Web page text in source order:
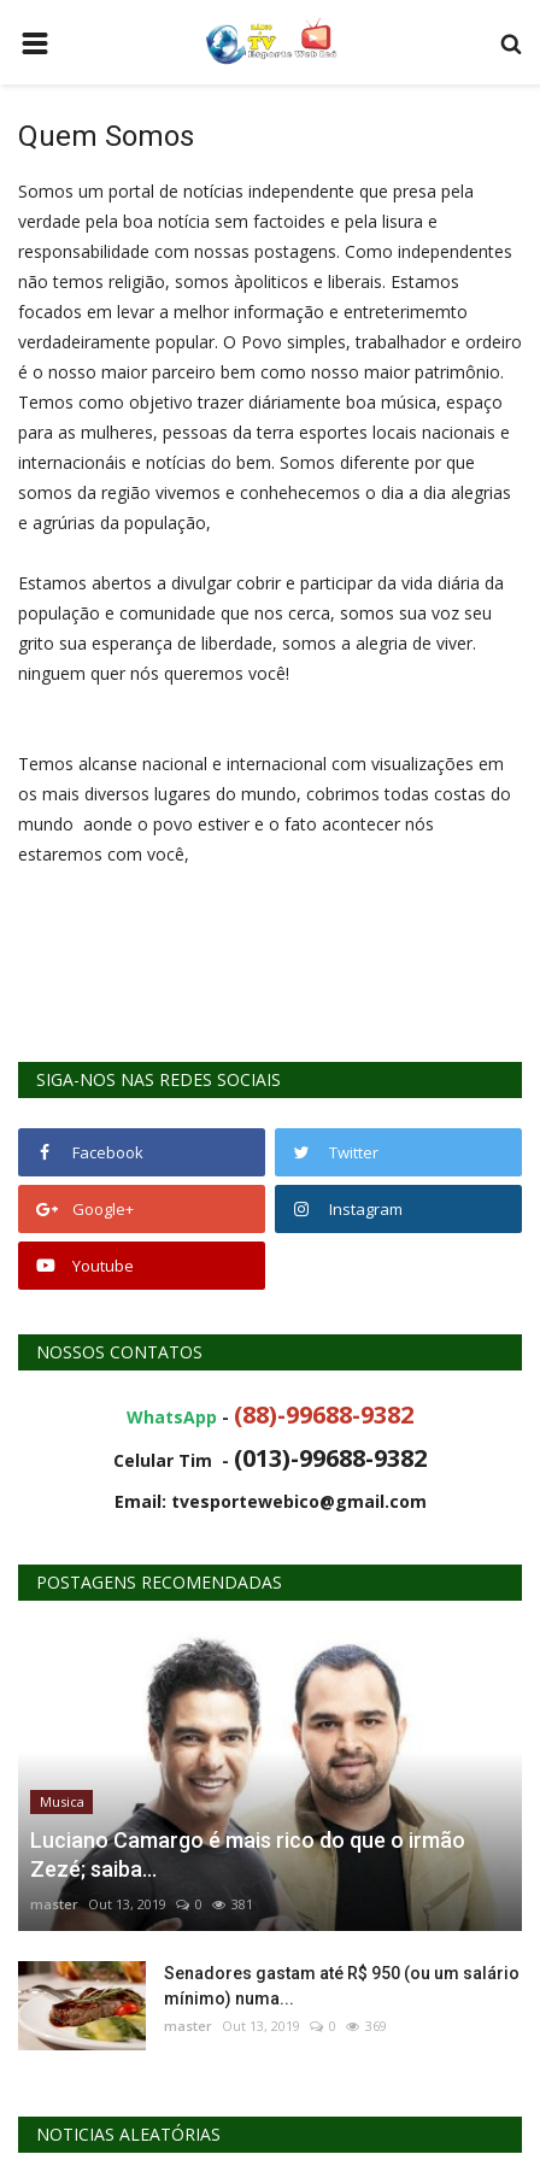
ESPORTES
POLICIA
POLITICA
MUSICA
COMO ANUNCIAR
WEB TV
SOBRE NÓS
VIDEOS
CONECTE-SE
Quem Somos
Somos um portal de notícias independente que presa pela
verdade pela boa notícia sem factoides e pela lisura e
responsabilidade com nossas postagens. Como independentes
não temos religião, somos àpoliticos e liberais. Estamos
focados em levar a melhor informação e entreterimemto
verdadeiramente popular. O Povo simples, trabalhador e ordeiro
é o nosso maior parceiro bem como nosso maior patrimônio.
Temos como objetivo trazer diáriamente boa música, espaço
para as mulheres, pessoas da terra esportes locais nacionais e
internacionáis e notícias do bem. Somos diferente por que
somos da região vivemos e conhehecemos o dia a dia alegrias
e agrúrias da população,
Estamos abertos a divulgar cobrir e participar da vida diária da
população e comunidade que nos cerca, somos sua voz seu
grito sua esperança de liberdade, somos a alegria de viver.
ninguem quer nós queremos você!
Temos alcanse nacional e internacional com visualizações em
os mais diversos lugares do mundo, cobrimos todas costas do
mundo aonde o povo estiver e o fato acontecer nós
estaremos com você,
SIGA-NOS NAS REDES SOCIAIS
Facebook Twitter
Google+ Instagram
Youtube
NOSSOS CONTATOS
WhatsApp - (88)-99688-9382
Celular Tim - (013)-99688-9382
Email: tvesportewebico@gmail.com
POSTAGENS RECOMENDADAS
Musica
Luciano Camargo é mais rico do que o irmão
Zezé; saiba...
master Out 13, 2019 0 381
Senadores gastam até R$ 950 (ou um salário
mínimo) numa...
master Out 13, 2019 0 369
NOTICIAS ALEATÓRIAS